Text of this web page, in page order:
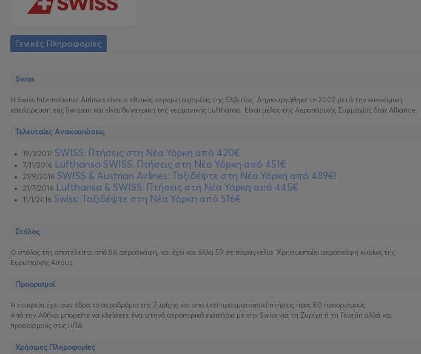
Γενικές Πληροφορίες
Swiss
Η Swiss International Airlines είναι o εθνικός αερομεταφορέας της Ελβετίας. Δημιουργήθηκε το 2002 μετά την οικονομική
κατάρρευση της Swissair και είναι θυγατρική της γερμανικής Lufthansa. Είναι μέλος της Αεροπορικής Συμμαχίας Star Alliance.
Τελευταίες Ανακοινώσεις
19/1/2017 SWISS: Πτήσεις στη Νέα Υόρκη από 420€
7/11/2016 Lufthansa SWISS: Πτήσεις στη Νέα Υόρκη από 451€
21/9/2016 SWISS & Austrian Airlines: Ταξιδέψτε στη Νέα Υόρκη από 489€!
21/7/2016 Lufthansa & SWISS: Πτήσεις στη Νέα Υόρκη από 445€
11/1/2016 Swiss: Ταξιδέψτε στη Νέα Υόρκη από 516€
Στόλος
Ο στόλος της αποτελείται από 86 αεροσκάφη, και έχει και άλλα 59 σε παραγγελία. Χρησιμοποίει αεροσκάφη κυρίως της
Ευρωπαϊκής Airbus.
Προορισμοί
Η εταιρεία έχει σαν έδρα το αεροδρόμιο της Ζυρίχης και από εκεί πραγματοποιεί πτήσεις προς 80 προορισμούς.
Από την Αθήνα μπορείτε να κλείσετε ένα φτηνό αεροπορικό εισιτήριο με την Swiss για τη Ζυρίχη ή τη Γενεύη αλλά και
προορισμούς στις ΗΠΑ.
Χρήσιμες Πληροφορίες